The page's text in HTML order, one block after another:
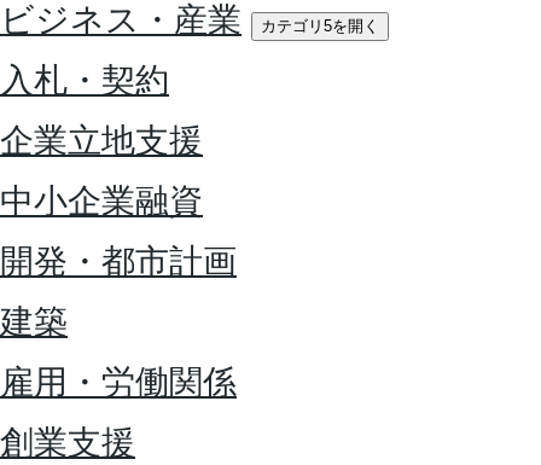
ビジネス・産業
カテゴリ5を開く
入札・契約
企業立地支援
中小企業融資
開発・都市計画
建築
雇用・労働関係
創業支援